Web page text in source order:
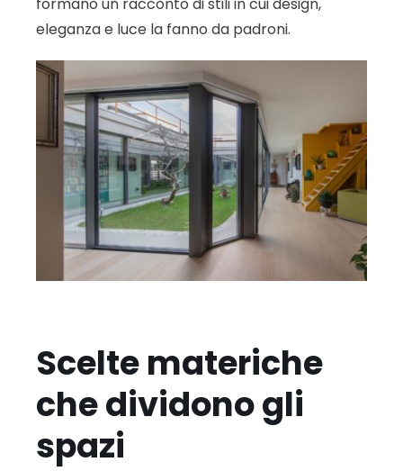
eleganza e luce la fanno da padroni.
Scelte materiche
che dividono gli
spazi